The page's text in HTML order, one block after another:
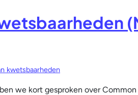
kwetsbaarheden
we kort gesproken over Common